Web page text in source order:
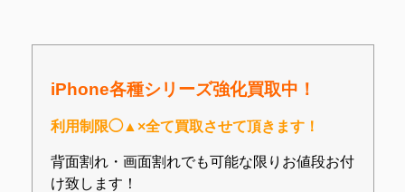
iPhone各種シリーズ強化買取中！
利用制限◯▲×全て買取させて頂きます！
背面割れ・画面割れでも可能な限りお値段お付
け致します！